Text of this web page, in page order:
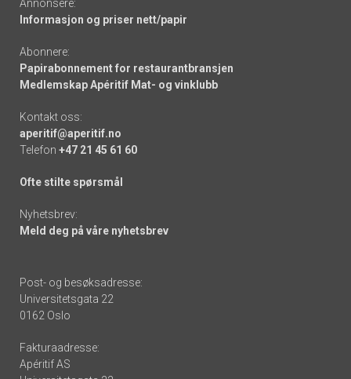
Annonsere:
Informasjon og priser nett/papir
Abonnere:
Papirabonnement for restaurantbransjen
Medlemskap Apéritif Mat- og vinklubb
Kontakt oss:
aperitif@aperitif.no
Telefon +47 21 45 61 60
Ofte stilte spørsmål
Nyhetsbrev:
Meld deg på våre nyhetsbrev
Post- og besøksadresse:
Universitetsgata 22
0162 Oslo
Fakturaadresse:
Apéritif AS